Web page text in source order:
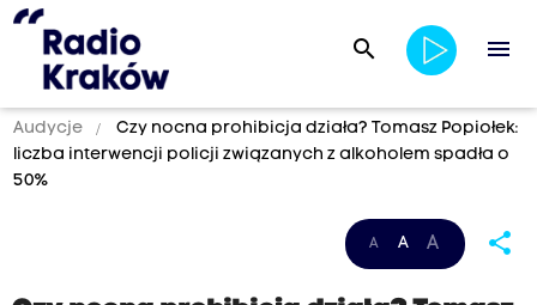
search menu
Audycje
Czy nocna prohibicja działa? Tomasz Popiołek:
liczba interwencji policji związanych z alkoholem spadła o
50%
A A A share